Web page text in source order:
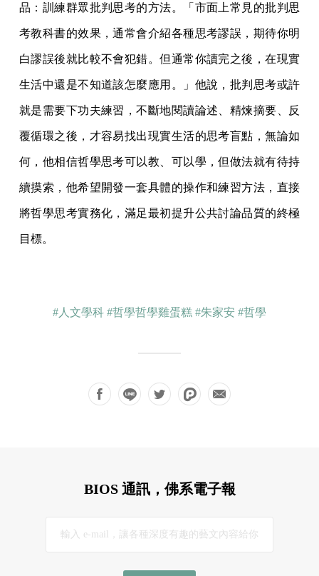
品：訓練群眾批判思考的方法。「市面上常見的批判思
考教科書的效果，通常會介紹各種思考謬誤，期待你明
白謬誤後就比較不會犯錯。但通常你讀完之後，在現實
生活中還是不知道該怎麼應用。」他說，批判思考或許
就是需要下功夫練習，不斷地閱讀論述、精煉摘要、反
覆循環之後，才容易找出現實生活的思考盲點，無論如
何，他相信哲學思考可以教、可以學，但做法就有待持
續摸索，他希望開發一套具體的操作和練習方法，直接
將哲學思考實務化，滿足最初提升公共討論品質的終極
目標。
#人文學科 #哲學哲學雞蛋糕 #朱家安 #哲學
BIOS 通訊，佛系電子報